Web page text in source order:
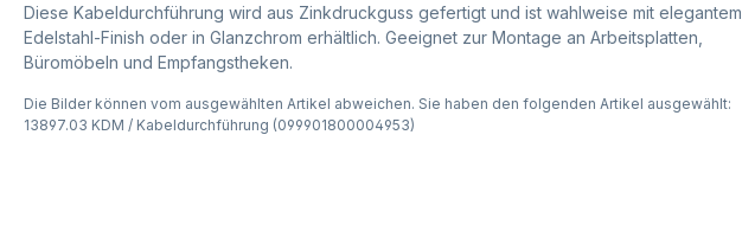
Diese Kabeldurchführung wird aus Zinkdruckguss gefertigt und ist wahlweise mit elegantem
Edelstahl-Finish oder in Glanzchrom erhältlich. Geeignet zur Montage an Arbeitsplatten,
Büromöbeln und Empfangstheken.
Die Bilder können vom ausgewählten Artikel abweichen. Sie haben den folgenden Artikel ausgewählt:
13897.03 KDM / Kabeldurchführung (099901800004953)